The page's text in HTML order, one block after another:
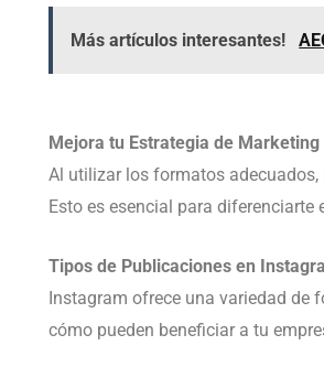
Más artículos interesantes!
Mejora tu Estrategia de Marketing
Al utilizar los formatos
Esto es esencial para
Tipos de Publicaciones en
Instagram ofrece una variedad
cómo pueden beneficiar a tu